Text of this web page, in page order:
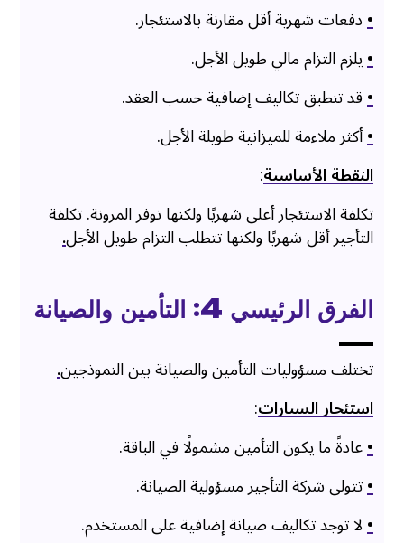
•دفعات شهرية أقل مقارنة بالاستئجار.
•يلزم التزام مالي طويل الأجل.
•قد تنطبق تكاليف إضافية حسب العقد.
•أكثر ملاءمة للميزانية طويلة الأجل.
النقطة الأساسية:
تكلفة الاستئجار أعلى شهريًا ولكنها توفر المرونة. تكلفة
التأجير أقل شهريًا ولكنها تتطلب التزام طويل الأجل.
الفرق الرئيسي 4: التأمين والصيانة
تختلف مسؤوليات التأمين والصيانة بين النموذجين.
استئجار السيارات:
•عادةً ما يكون التأمين مشمولًا في الباقة.
•تتولى شركة التأجير مسؤولية الصيانة.
•لا توجد تكاليف صيانة إضافية على المستخدم.